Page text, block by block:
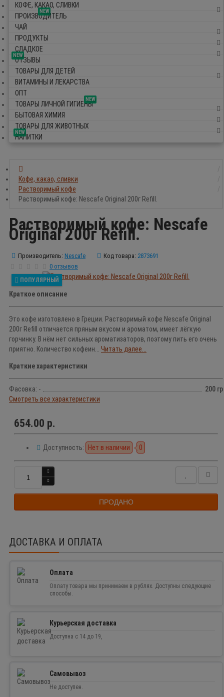
КОФЕ, КАКАО, СЛИВКИ
NEW
ПРОИЗВОДИТЕЛЬ
ЧАЙ
ПРОДУКТЫ
СЛАДКОЕ
NEW
ОТЗЫВЫ
ТОВАРЫ ДЛЯ ДЕТЕЙ
ВИТАМИНЫ И ЛЕКАРСТВА
ОПТ
NEW
ТОВАРЫ ЛИЧНОЙ ГИГИЕНЫ
БЫТОВАЯ ХИМИЯ
ТОВАРЫ ДЛЯ ЖИВОТНЫХ
NEW
НАПИТКИ
Кофе, какао, сливки
Растворимый кофе
Растворимый кофе: Nescafe Original 200г Refill.
Растворимый кофе: Nescafe
Original 200г Refill.
Производитель: Nescafe Код товара: 2873691
0 отзывов
ПОПУЛЯРНЫЙ
Краткое описание
Это кофе изготовлено в Греции. Растворимый кофе Nescafe Original
200г Refill отличается пряным вкусом и ароматом, имеет лёгкую
горчинку. В нём нет сильных ароматизаторов, поэтому пить его очень
приятно. Количество кофеин... Читать далее...
Краткие характеристики
Фасовка: -
200 гр
Смотреть все характеристики
654.00 р.
Доступность: Нет в наличии 0
ПРОДАНО
ДОСТАВКА И ОПЛАТА
Оплата
Оплату товара мы принимаем в рублях. Доступны следующие
способы.
Курьерская доставка
Доступна с 14 до 19,
Самовывоз
Не доступен.